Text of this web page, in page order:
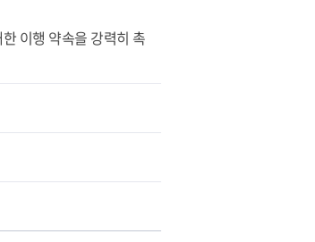
이행 약속을 강력히 촉